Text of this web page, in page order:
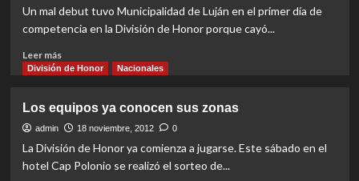
en
Un mal debut tuvo Municipalidad de Luján en el primer día de
competencia en la División de Honor porque cayó...
Leer másRead
more
debut
de
Municipalidad
Luján
División de Honor Nacionales
Los equipos ya conocen sus zonas
admin 18 noviembre, 2012 0
La División de Honor ya comienza a jugarse. Este sábado en el
hotel Cap Polonio se realizó el sorteo de...